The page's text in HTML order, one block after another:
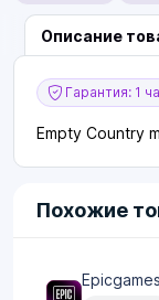
Описание
Гарантия: 1
Empty Country
Похожие